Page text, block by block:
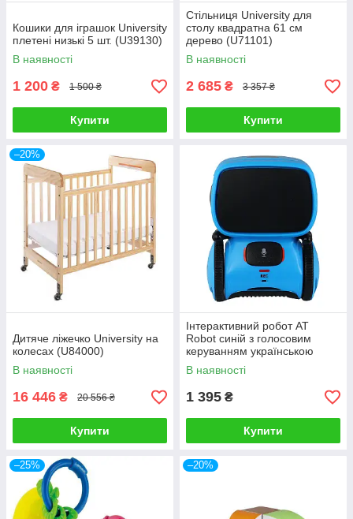
Кошики для іграшок University
плетені низькі 5 шт. (U39130)
В наявності
1 200 ₴ 1 500 ₴
Купити
Стільниця University для
столу квадратна 61 см
дерево (U71101)
В наявності
2 685 ₴ 3 357 ₴
Купити
–20%
Дитяче ліжечко University на
колесах (U84000)
В наявності
16 446 ₴ 20 556 ₴
Купити
Інтерактивний робот AT
Robot синій з голосовим
керуванням українською
мовою AT001-05-UKR
В наявності
1 395 ₴
Купити
–25% –20%